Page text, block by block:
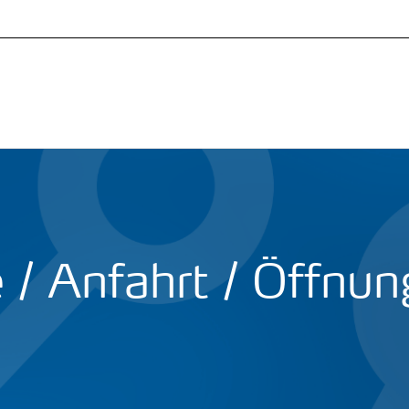
/ Anfahrt /